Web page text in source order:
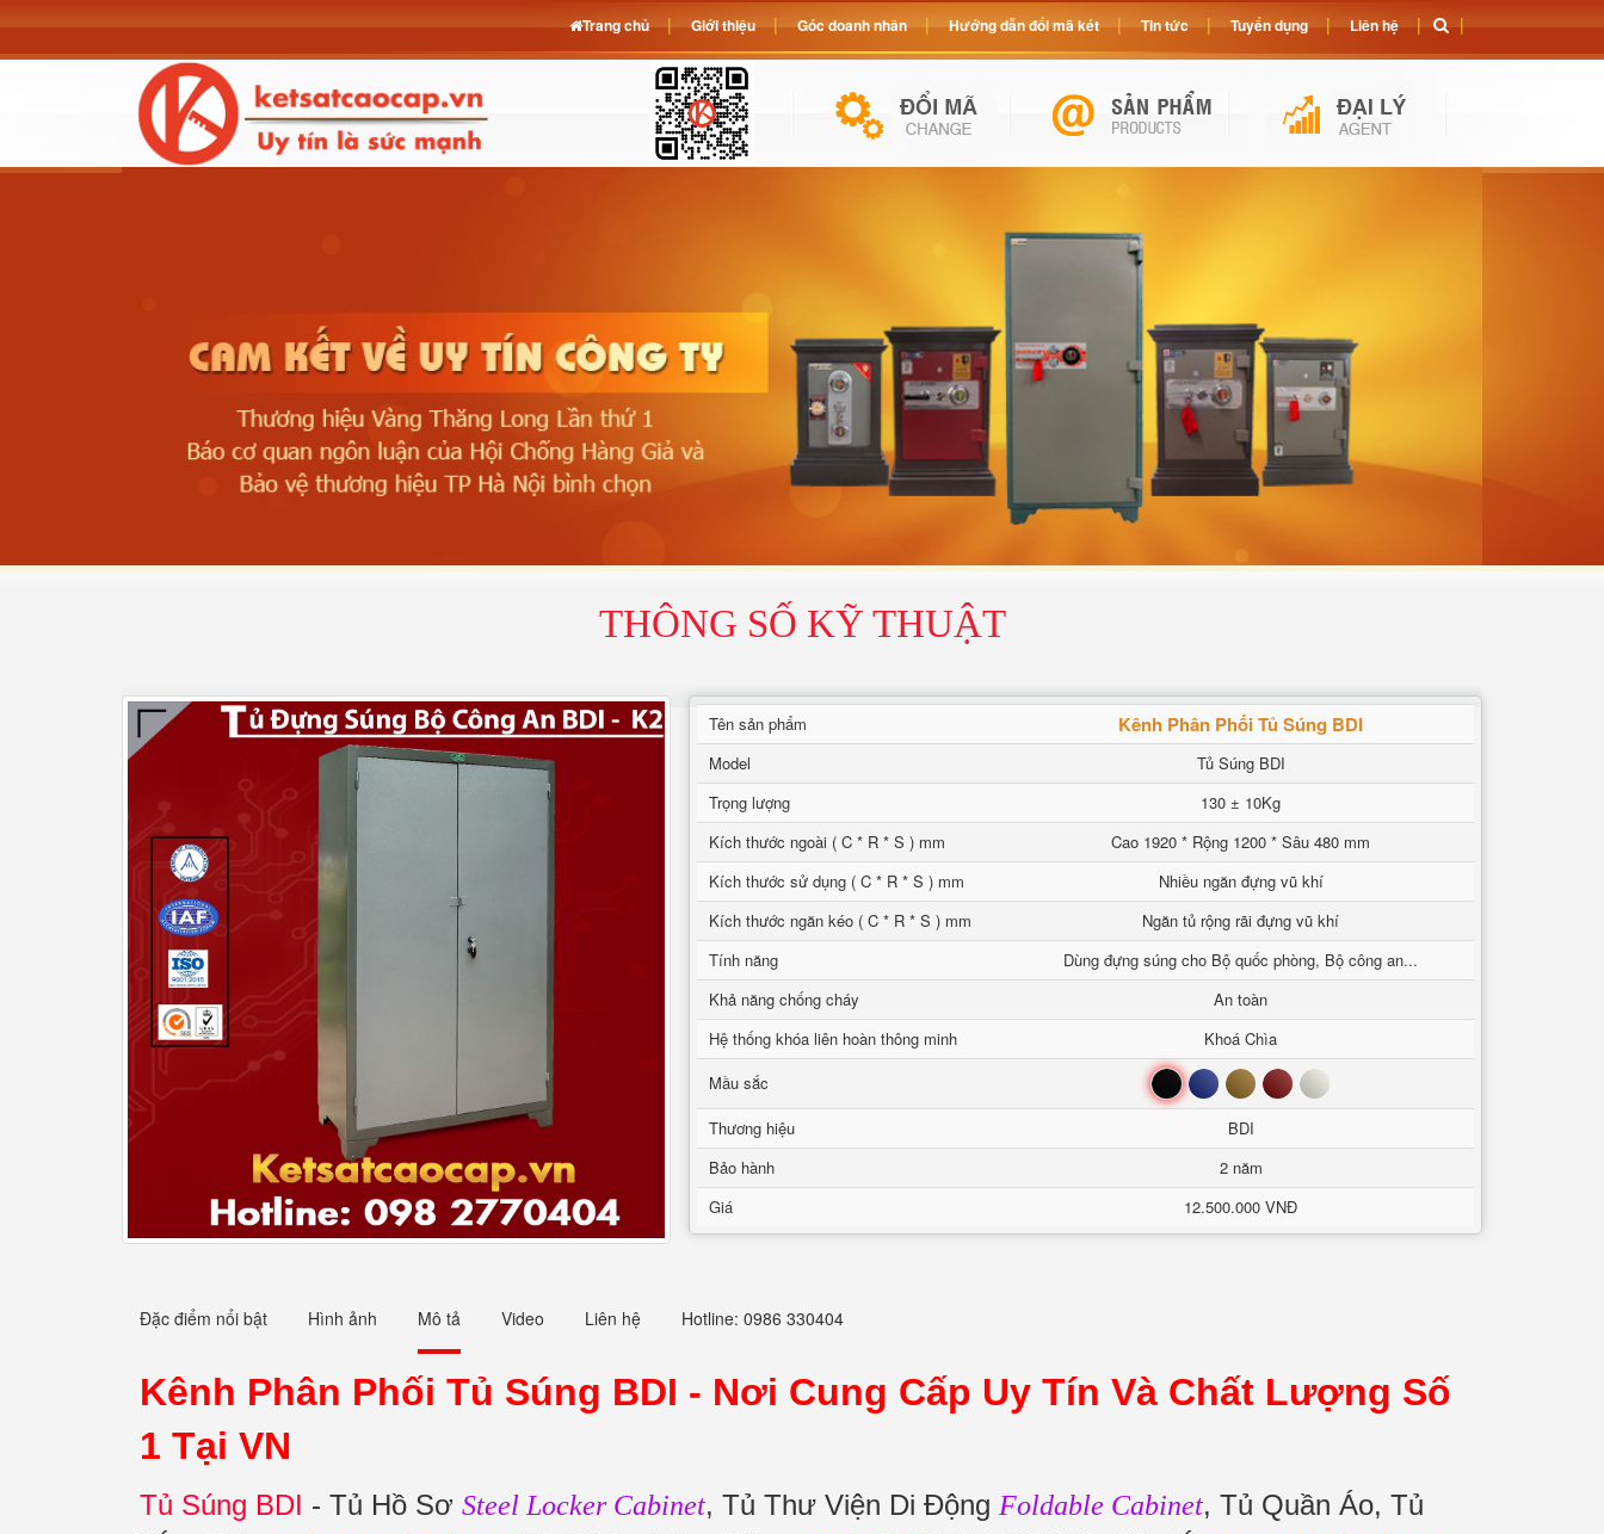
THÔNG SỐ KỸ THUẬT
Tên sản phẩm Kênh Phân Phối Tủ Súng BDI
Model
Tủ Súng BDI
Trọng lượng
130 ± 10Kg
Kích thước ngoài ( C * R * S ) mm
Cao 1920 * Rộng 1200 * Sâu 480 mm
Kích thước sử dụng ( C * R * S ) mm
Nhiều ngăn đựng vũ khí
Kích thước ngăn kéo ( C * R * S ) mm
Ngăn tủ rộng rãi đựng vũ khí
Tính năng
Dùng đựng súng cho Bộ quốc phòng, Bộ công an...
Khả năng chống cháy
An toàn
Hệ thống khóa liên hoàn thông minh
Khoá Chìa
Mầu sắc
Đen Xanh Nâu Đỏ Trắng
Thương hiệu
BDI
Bảo hành
2 năm
Giá
12.500.000 VNĐ
Đặc điểm nổi bật Hình ảnh Mô tả Video Liên hệ Hotline: 0986 330404
Kênh Phân Phối Tủ Súng BDI - Nơi Cung Cấp Uy Tín Và Chất Lượng Số
1 Tại VN
Tủ Súng BDI - Tủ Hồ Sơ Steel Locker Cabinet, Tủ Thư Viện Di Động Foldable Cabinet, Tủ Quần Áo, Tủ
Trang chủ Giới thiệu Góc doanh nhân Hướng dẫn đổi mã két Tin tức Tuyển dụng Liên hệ